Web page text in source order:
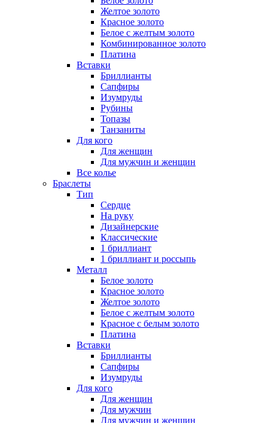
Желтое золото
Красное золото
Белое с желтым золото
Комбинированное золото
Платина
Вставки
Бриллианты
Сапфиры
Изумруды
Рубины
Топазы
Танзаниты
Для кого
Для женщин
Для мужчин и женщин
Все колье
Браслеты
Тип
Сердце
На руку
Дизайнерские
Классические
1 бриллиант
1 бриллиант и россыпь
Металл
Белое золото
Красное золото
Желтое золото
Белое с желтым золото
Красное с белым золото
Платина
Вставки
Бриллианты
Сапфиры
Изумруды
Для кого
Для женщин
Для мужчин
Для мужчин и женщин